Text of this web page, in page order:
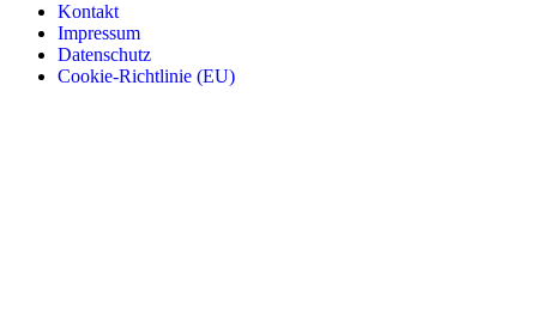
Kontakt
Impressum
Datenschutz
Cookie-Richtlinie (EU)